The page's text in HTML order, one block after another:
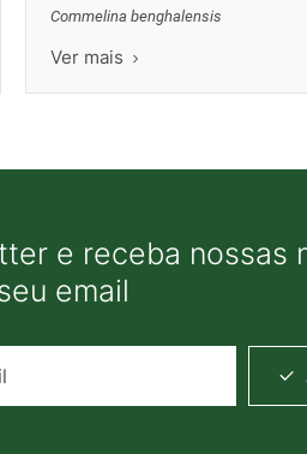
Commelina benghalensis
Ver mais
e receba nossas
email